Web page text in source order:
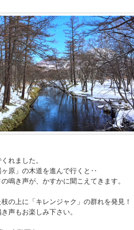
れました。
原」の木道を進んで行くと‥
鳴き声が、かすかに聞こえてきます。
の上に「キレンジャク」の群れを発見！
声もお楽しみ下さい。